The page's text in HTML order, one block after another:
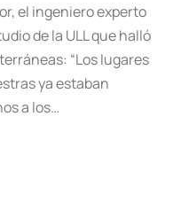
el ingeniero experto
de la ULL que halló
“Los lugares
ya estaban
a los…